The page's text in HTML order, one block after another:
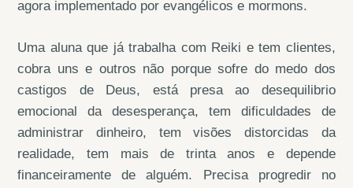
agora implementado por evangélicos e mormons.
Uma aluna que já trabalha com Reiki e tem clientes,
cobra uns e outros não porque sofre do medo dos
castigos de Deus, está presa ao desequilibrio
emocional da desesperança, tem dificuldades de
administrar dinheiro, tem visões distorcidas da
realidade, tem mais de trinta anos e depende
financeiramente de alguém. Precisa progredir no